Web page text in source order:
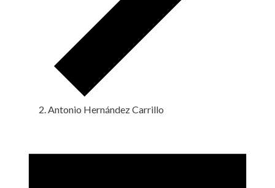
Antonio Hernández Carrillo